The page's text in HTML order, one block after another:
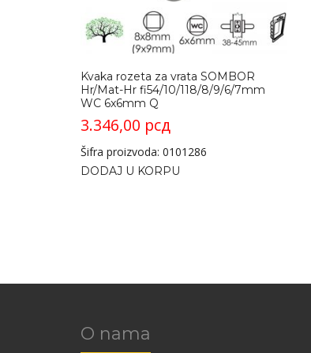
Kvaka rozeta za vrata SOMBOR
Hr/Mat-Hr fi54/10/118/8/9/6/7mm
WC 6x6mm Q
3.346,00 рсд
Šifra proizvoda: 0101286
DODAJ U KORPU
O nama